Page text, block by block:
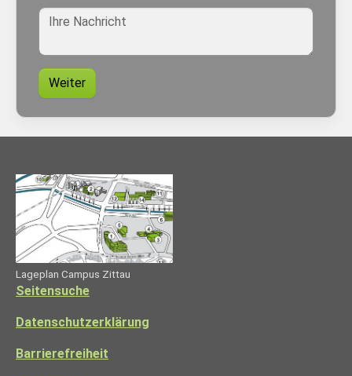
Weiter
Lageplan Campus Zittau
Seitensuche
Datenschutzerklärung
Barrierefreiheit